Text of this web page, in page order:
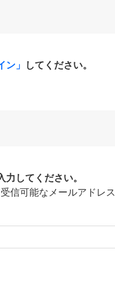
ン」 してください。
してください。
信可能なメールアドレス